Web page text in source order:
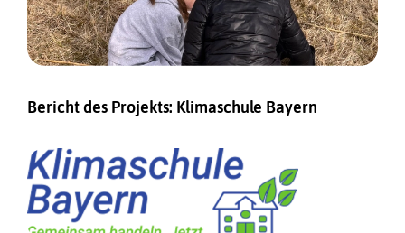
Bericht des Projekts: Klimaschule Bayern